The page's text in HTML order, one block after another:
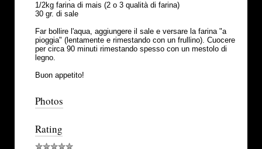
1/2kg farina di mais (2 o 3 qualità di farina)
30 gr. di sale
Far bollire l'aqua, aggiungere il sale e versare la farina "a
pioggia" (lentamente e rimestando con un frullino). Cuocere
per circa 90 minuti rimestando spesso con un mestolo di
legno.
Buon appetito!
Photos
Rating